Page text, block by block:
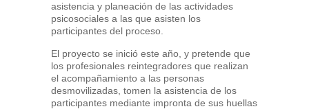
asistencia y planeación de las actividades
psicosociales a las que asisten los
participantes del proceso.
El proyecto se inició este año, y pretende que
los profesionales reintegradores que realizan
el acompañamiento a las personas
desmovilizadas, tomen la asistencia de los
participantes mediante impronta de sus huellas